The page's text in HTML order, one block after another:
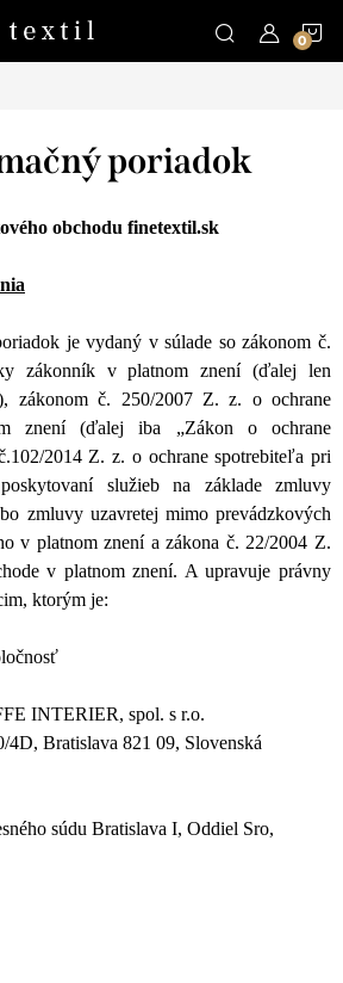
poriadok
obchodu finetextil.sk
je vydaný v súlade so zákonom č.
zákonník v platnom znení (ďalej len
zákonom č. 250/2007 Z. z. o ochrane
znení (ďalej iba „Zákon o ochrane
2014 Z. z. o ochrane spotrebiteľa pri
služieb na základe zmluvy
zmluvy uzavretej mimo prevádzkových
v platnom znení a zákona č. 22/2004 Z.
v platnom znení. A upravuje právny
ktorým je:
INTERIER, spol. s r.o.
4D, Bratislava 821 09, Slovenská
súdu Bratislava I, Oddiel Sro,